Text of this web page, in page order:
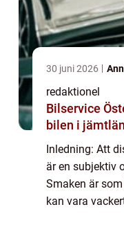
30 juni 2026
redaktionel
Bilservice Östersund så
bilen i
Inledning: Att
är en subjektiv
Smaken är
kan vara